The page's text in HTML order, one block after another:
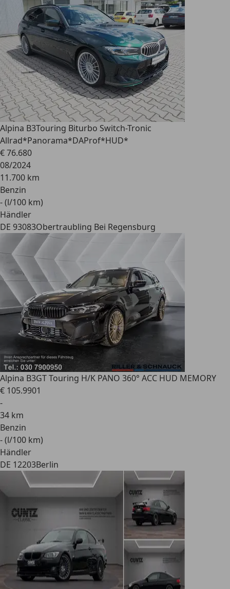
Alpina B3Touring Biturbo Switch-Tronic
Allrad*Panorama*DAProf*HUD*
€ 76.680
08/2024
11.700 km
Benzin
- (l/100 km)
Händler
DE 93083Obertraubling Bei Regensburg
Alpina B3GT Touring H/K PANO 360° ACC HUD MEMORY
€ 105.9901
-
34 km
Benzin
- (l/100 km)
Händler
DE 12203Berlin